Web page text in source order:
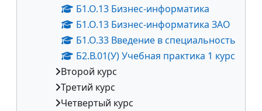
Б1.О.13 Бизнес-информатика
Б1.О.13 Бизнес-информатика ЗАО
Б1.О.33 Введение в специальность
Б2.В.01(У) Учебная практика 1 курс
Второй курс
Третий курс
Четвертый курс